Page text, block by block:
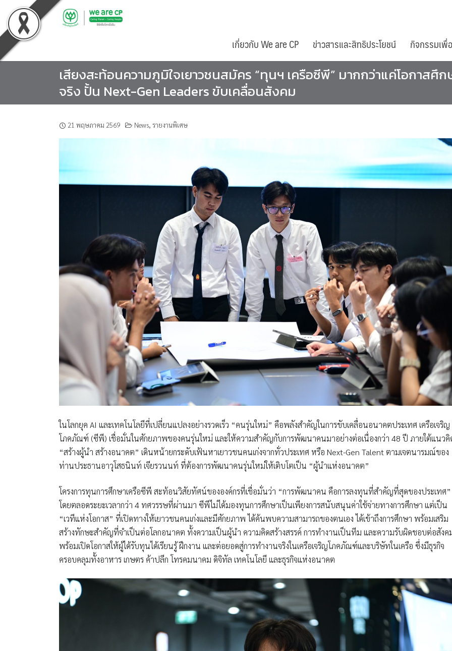
to
content
เกี่ยวกับ We are CP ข่าวสารและสิทธิประโยชน์ กิจกรรมเพื่
เสียงสะท้อนความภูมิใจเยาวชนสมัคร “ทุนฯ เครือซีพี” มากกว่าแค่โอกาสศึ
จริง ปั้น Next-Gen Leaders ขับเคลื่อนสังคม
21 พฤษภาคม 2569 News, รายงานพิเศษ
ในโลกยุค AI และเทคโนโลยีที่เปลี่ยนแปลงอย่างรวดเร็ว “คนรุ่นใหม่” คือพลังสำคัญในการขับเคลื่อนอนาคตประเทศ เครือเจริญ
โภคภัณฑ์ (ซีพี) เชื่อมั่นในศักยภาพของคนรุ่นใหม่ และให้ความสำคัญกับการพัฒนาคนมาอย่างต่อเนื่องกว่า 48 ปี ภายใต้แนวคิ
“สร้างผู้นำ สร้างอนาคต” เดินหน้ายกระดับเฟ้นหาเยาวชนคนเก่งจากทั่วประเทศ หรือ Next-Gen Talent ตามเจตนารมณ์ของ
ท่านประธานอาวุโสธนินท์ เจียรวนนท์ ที่ต้องการพัฒนาคนรุ่นใหม่ให้เติบโตเป็น “ผู้นำแห่งอนาคต”
โครงการทุนการศึกษาเครือซีพี สะท้อนวิสัยทัศน์ขององค์กรที่เชื่อมั่นว่า “การพัฒนาคน คือการลงทุนที่สำคัญที่สุดของประเทศ”
โดยตลอดระยะเวลากว่า 4 ทศวรรษที่ผ่านมา ซีพีไม่ได้มองทุนการศึกษาเป็นเพียงการสนับสนุนค่าใช้จ่ายทางการศึกษา แต่เป็น
“เวทีแห่งโอกาส” ที่เปิดทางให้เยาวชนคนเก่งและมีศักยภาพ ได้ค้นพบความสามารถของตนเอง ได้เข้าถึงการศึกษา พร้อมเสริม
สร้างทักษะสำคัญที่จำเป็นต่อโลกอนาคต ทั้งความเป็นผู้นำ ความคิดสร้างสรรค์ การทำงานเป็นทีม และความรับผิดชอบต่อสังค
พร้อมเปิดโอกาสให้ผู้ได้รับทุนได้เรียนรู้ ฝึกงาน และต่อยอดสู่การทำงานจริงในเครือเจริญโภคภัณฑ์และบริษัทในเครือ ซึ่งมีธุรกิจ
ครอบคลุมทั้งอาหาร เกษตร ค้าปลีก โทรคมนาคม ดิจิทัล เทคโนโลยี และธุรกิจแห่งอนาคต